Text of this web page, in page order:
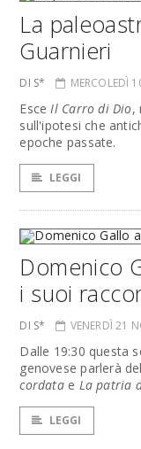
La
Guarnieri
DI S* MERCOLEDÌ
EsceIl Carro di Dio,
sull'ipotesi che
epoche passate.
LEGGI
Domenico
i suoi
DI S* VENERDÌ 21
Dalle 19:30 questa
genovese parlerà
cordatae La patria
LEGGI